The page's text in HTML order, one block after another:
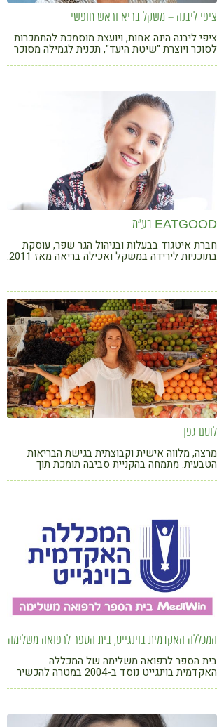
ציפי ליבנה – משקל בריא וראש חופשי
ציפי ליבנה הינה אחות, ויועצת מוסמכת להתמכרות
לסוכר ויוצרת "שיטת היעד", תכנית לגמילה מסוכר
ובצקים. התוכנית מועברת בקבוצות, בתהליך ייחודי
לזוגות, ובליווי אישי.
EATGOOD בע"מ
חברת איטגוד בבעלות ובניהול הגר שפר, עוסקת
בתוכניות לירידה במשקל ואכילה בריאה מאז 2011.
לוטם גפן
מרצה, מלווה אישית וקבוצתית בגישת הבריאות
הטבעית. מתמחה בהקניית סביבה תומכת תוך
מנחה תוכנית מעשית ומוכחת המשלבת תזונה
המכללה האקדמית בוינגייט, בית הספר לרפואה משלימה
בית הספר לרפואה משלימה של המכללה
האקדמית בוינגייט נוסד ב-2004 במטרה להכשיר
מורים ומטפלים בתחומי הרפואה המשלימה. בית
הספר מנוהל על ידי ד"ר גילית שטיינר ופרום' רפי
קרסו יועץ לתכנית הלימודים